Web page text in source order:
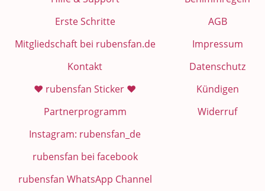
Erste Schritte
Mitgliedschaft bei rubensfan.de
Kontakt
❤️ rubensfan Sticker ❤️
Partnerprogramm
Instagram: rubensfan_de
rubensfan bei facebook
rubensfan WhatsApp Channel
AGB
Impressum
Datenschutz
Kündigen
Widerruf